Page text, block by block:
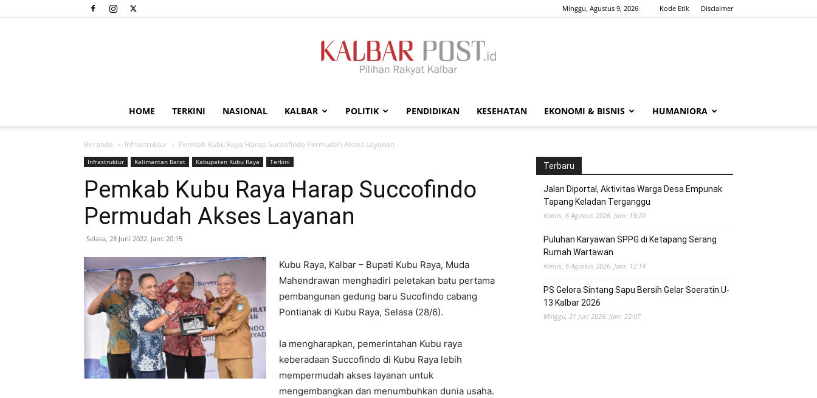
Minggu, Agustus 9, 2026 Kode Etik Disclaimer
HOME TERKINI NASIONAL KALBAR POLITIK PENDIDIKAN KESEHATAN EKONOMI & BISNIS HUMANIORA
Beranda Infrastruktur Pemkab Kubu Raya Harap Succofindo Permudah Akses Layanan
Infrastruktur Kalimantan Barat Kabupaten Kubu Raya Terkini
Pemkab Kubu Raya Harap Succofindo
Permudah Akses Layanan
Selasa, 28 Juni 2022. Jam: 20:15
Kubu Raya, Kalbar – Bupati Kubu Raya, Muda
Mahendrawan menghadiri peletakan batu pertama
pembangunan gedung baru Sucofindo cabang
Pontianak di Kubu Raya, Selasa (28/6).
Ia mengharapkan, pemerintahan Kubu raya
keberadaan Succofindo di Kubu Raya lebih
mempermudah akses layanan untuk
mengembangkan dan menumbuhkan dunia usaha.
Terbaru
Jalan Diportal, Aktivitas Warga Desa Empunak
Tapang Keladan Terganggu
Kamis, 6 Agustus 2026. Jam: 15:20
Puluhan Karyawan SPPG di Ketapang Serang
Rumah Wartawan
Kamis, 6 Agustus 2026. Jam: 12:14
PS Gelora Sintang Sapu Bersih Gelar Soeratin U-
13 Kalbar 2026
Minggu, 21 Juni 2026. Jam: 22:07